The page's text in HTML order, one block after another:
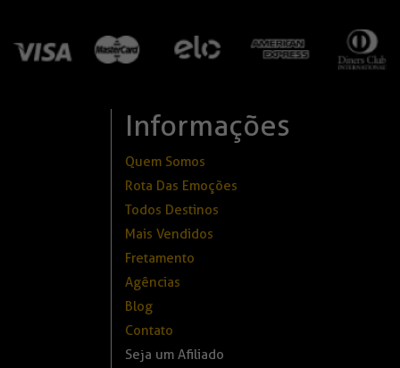
Informações
Quem Somos
Rota Das Emoções
Todos Destinos
Mais Vendidos
Fretamento
Agências
Blog
Contato
Seja um Afiliado